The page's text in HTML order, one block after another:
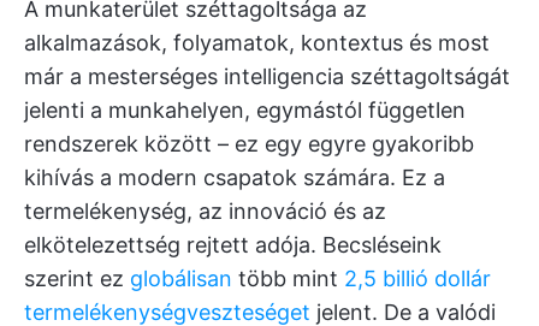
A munkaterület széttagoltsága az
alkalmazások, folyamatok, kontextus és most
már a mesterséges intelligencia széttagoltságát
jelenti a munkahelyen, egymástól független
rendszerek között – ez egy egyre gyakoribb
kihívás a modern csapatok számára. Ez a
termelékenység, az innováció és az
elkötelezettség rejtett adója. Becsléseink
szerint ez globálisan több mint 2,5 billió dollár
termelékenységveszteséget jelent. De a valódi